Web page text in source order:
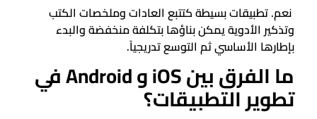
نعم. تطبيقات بسيطة كتتبع العادات وملخصات الكتب
وتذكير الأدوية يمكن بناؤها بتكلفة منخفضة والبدء
بإطارها الأساسي ثم التوسع تدريجياً.
ما الفرق بين iOS و Android في
تطوير التطبيقات؟